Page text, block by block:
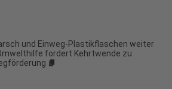
und Einweg-Plastikflaschen weiter
fordert Kehrtwende zu